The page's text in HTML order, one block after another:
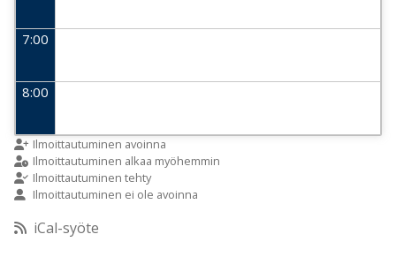
7:00
8:00
9:00
10:00
Ilmoittautuminen avoinna
Ilmoittautuminen alkaa myöhemmin
Ilmoittautuminen tehty
Ilmoittautuminen ei ole avoinna
iCal-syöte